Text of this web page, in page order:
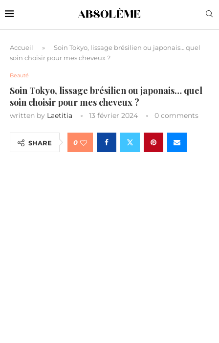
Accueil »
Soin Tokyo, lissage brésilien ou japonais… quel
soin choisir pour mes cheveux ?
Beauté
Soin Tokyo, lissage brésilien ou japonais… quel
soin choisir pour mes cheveux ?
written by Laetitia 13 février 2024 0 comments
SHARE 0